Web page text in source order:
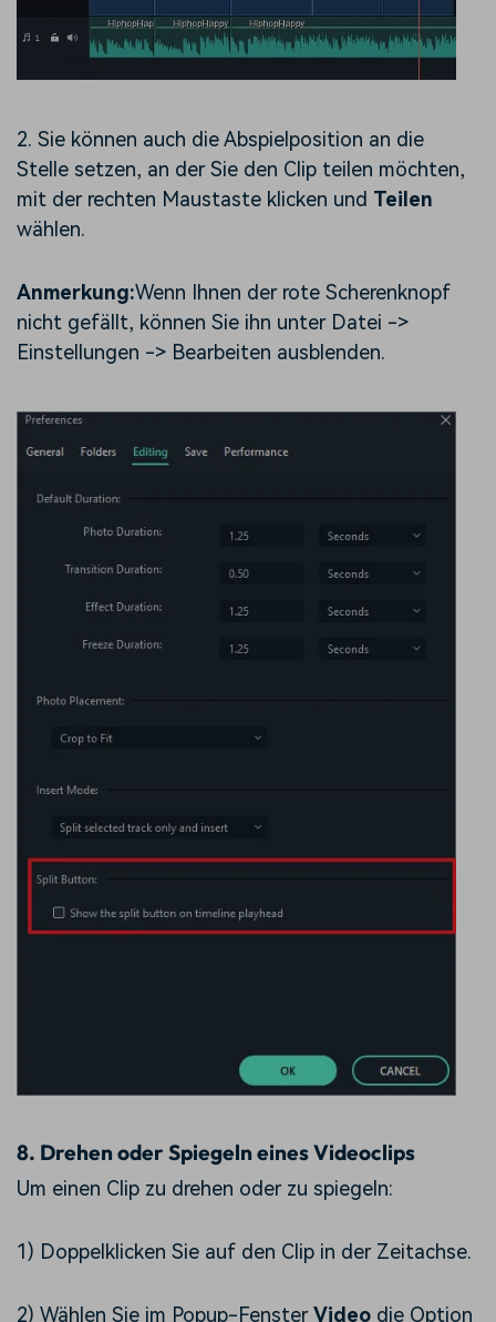
2. Sie können auch die Abspielposition an die
Stelle setzen, an der Sie den Clip teilen möchten,
mit der rechten Maustaste klicken und Teilen
wählen.
Anmerkung:Wenn Ihnen der rote Scherenknopf
nicht gefällt, können Sie ihn unter Datei ->
Einstellungen -> Bearbeiten ausblenden.
8. Drehen oder Spiegeln eines Videoclips
Um einen Clip zu drehen oder zu spiegeln:
1) Doppelklicken Sie auf den Clip in der Zeitachse.
2) Wählen Sie im Popup-FensterVideo die Option